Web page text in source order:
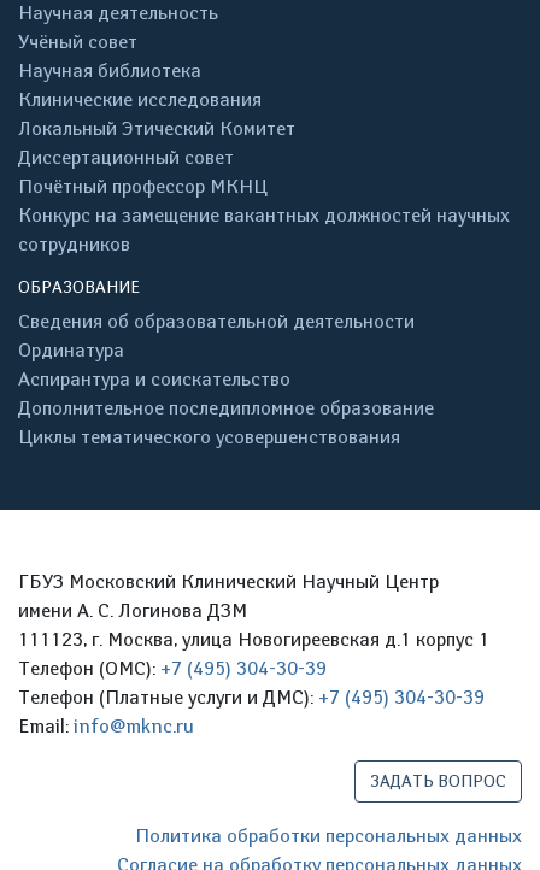
Научная деятельность
Учёный совет
Научная библиотека
Клинические исследования
Локальный Этический Комитет
Диссертационный совет
Почётный профессор МКНЦ
Конкурс на замещение вакантных должностей научных
сотрудников
ОБРАЗОВАНИЕ
Сведения об образовательной деятельности
Ординатура
Аспирантура и соискательство
Дополнительное последипломное образование
Циклы тематического усовершенствования
ГБУЗ Московский Клинический Научный Центр
имени А. С. Логинова ДЗМ
111123, г. Москва, улица Новогиреевская д.1 корпус 1
Телефон (ОМС): +7 (495) 304-30-39
Телефон (Платные услуги и ДМС): +7 (495) 304-30-39
Email: info@mknc.ru
ЗАДАТЬ ВОПРОС
Политика обработки персональных данных
Согласие на обработку персональных данных